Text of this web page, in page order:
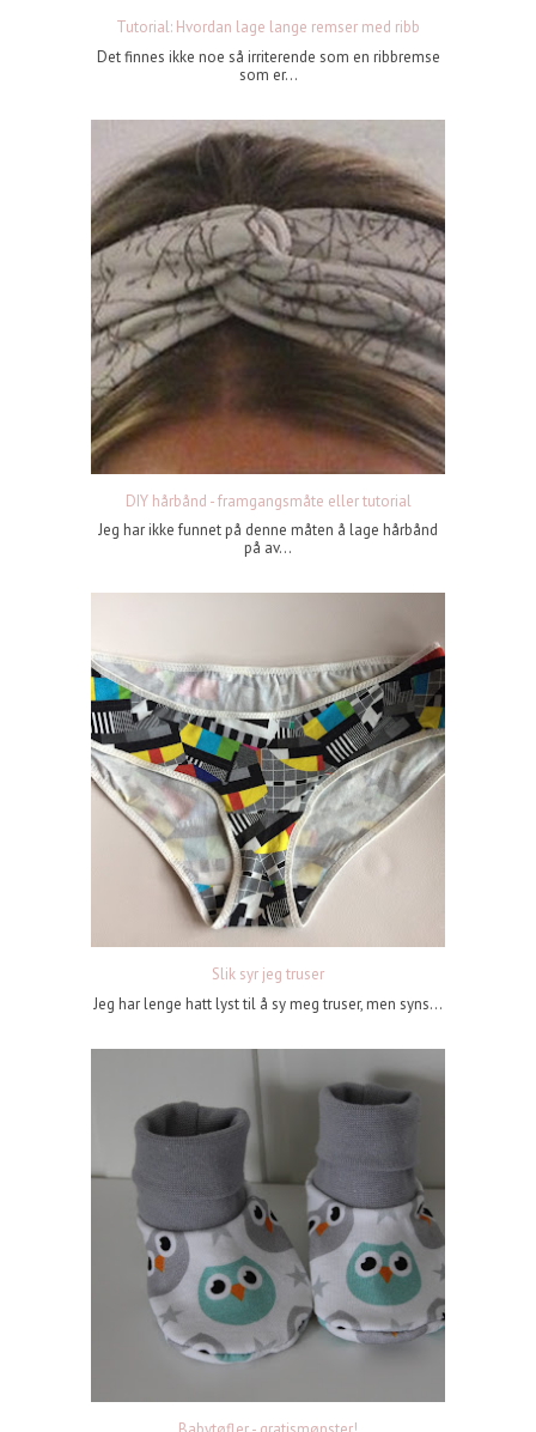
Tutorial: Hvordan lage lange remser med ribb
Det finnes ikke noe så irriterende som en ribbremse
som er...
DIY hårbånd - framgangsmåte eller tutorial
Jeg har ikke funnet på denne måten å lage hårbånd
på av...
Slik syr jeg truser
Jeg har lenge hatt lyst til å sy meg truser, men syns...